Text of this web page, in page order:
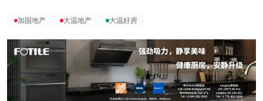
加国地产 大温地产 大温好房